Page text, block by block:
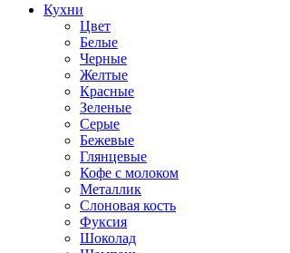
Кухни
Цвет
Белые
Черные
Желтые
Красные
Зеленые
Серые
Бежевые
Глянцевые
Кофе с молоком
Металлик
Слоновая кость
Фуксия
Шоколад